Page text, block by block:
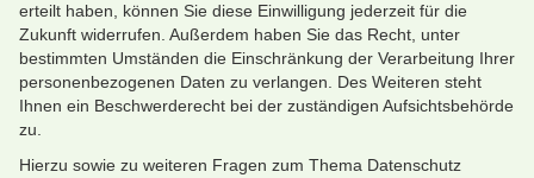
erteilt haben, können Sie diese Einwilligung jederzeit für die
Zukunft widerrufen. Außerdem haben Sie das Recht, unter
bestimmten Umständen die Einschränkung der Verarbeitung Ihrer
personenbezogenen Daten zu verlangen. Des Weiteren steht
Ihnen ein Beschwerderecht bei der zuständigen Aufsichtsbehörde
zu.
Hierzu sowie zu weiteren Fragen zum Thema Datenschutz